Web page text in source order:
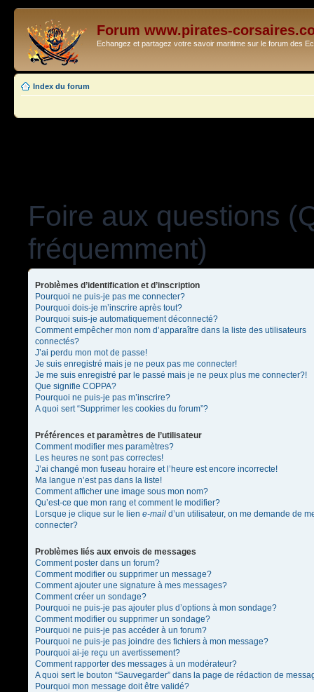
Forum www.pirates-
Echangez et partagez votre savoir maritime sur le forum des
Index du forum
Foire aux questions
fréquemment)
Problèmes d’identification et d’inscription
Pourquoi ne puis-je pas me connecter?
Pourquoi dois-je m’inscrire après tout?
Pourquoi suis-je automatiquement déconnecté?
Comment empêcher mon nom d’apparaître dans la liste des utilisateurs
connectés?
J’ai perdu mon mot de passe!
Je suis enregistré mais je ne peux pas me connecter!
Je me suis enregistré par le passé mais je ne peux plus me connecter?!
Que signifie COPPA?
Pourquoi ne puis-je pas m’inscrire?
A quoi sert “Supprimer les cookies du forum”?
Préférences et paramètres de l’utilisateur
Comment modifier mes paramètres?
Les heures ne sont pas correctes!
J’ai changé mon fuseau horaire et l’heure est encore incorrecte!
Ma langue n’est pas dans la liste!
Comment afficher une image sous mon nom?
Qu’est-ce que mon rang et comment le modifier?
Lorsque je clique sur le lien e-mail d’un utilisateur, on me demande de
connecter?
Problèmes liés aux envois de messages
Comment poster dans un forum?
Comment modifier ou supprimer un message?
Comment ajouter une signature à mes messages?
Comment créer un sondage?
Pourquoi ne puis-je pas ajouter plus d’options à mon sondage?
Comment modifier ou supprimer un sondage?
Pourquoi ne puis-je pas accéder à un forum?
Pourquoi ne puis-je pas joindre des fichiers à mon message?
Pourquoi ai-je reçu un avertissement?
Comment rapporter des messages à un modérateur?
A quoi sert le bouton “Sauvegarder” dans la page de rédaction de
Pourquoi mon message doit être validé?